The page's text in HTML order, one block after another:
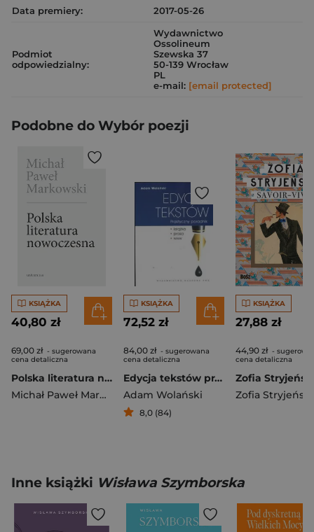
Data premiery: 2017-05-26
Podmiot
odpowiedzialny:
Wydawnictwo
Ossolineum
Szewska 37
50-139 Wrocław
PL
e-mail: [email protected]
Podobne do Wybór poezji
KSIĄŻKA
40,80 zł
69,00 zł - sugerowana
cena detaliczna
Polska literatura nowoczesna. Leśmian, Schulz, Witkacy wyd. 2
Michał Paweł Markowski
KSIĄŻKA
72,52 zł
84,00 zł - sugerowana
cena detaliczna
Edycja tekstów praktyczny poradnik
Adam Wolański
8,0 (84)
KSIĄŻKA
27,88 zł
44,90 zł -
cena detaliczna
Zofia
Inne książki Wisława Szymborska